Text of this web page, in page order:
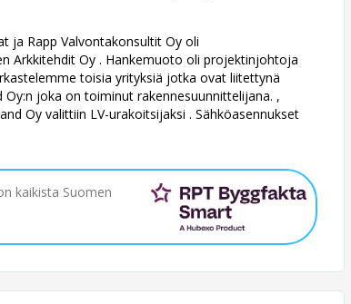
ja Rapp Valvontakonsultit Oy oli
Arkkitehdit Oy . Hankemuoto oli projektinjohtoja
toisia yrityksiä jotka ovat liitettynä
joka on toiminut rakennesuunnittelijana. ,
Oy valittiin LV-urakoitsijaksi . Sähköasennukset
kaikista Suomen